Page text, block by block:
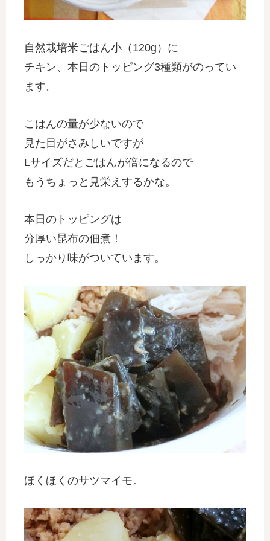
自然栽培米ごはん小（120g）に
チキン、本日のトッピング3種類がのってい
ます。
こはんの量が少ないので
見た目がさみしいですが
Lサイズだとごはんが倍になるので
もうちょっと見栄えするかな。
本日のトッピングは
分厚い昆布の佃煮！
しっかり味がついています。
ほくほくのサツマイモ。